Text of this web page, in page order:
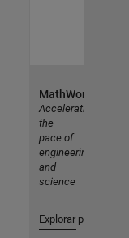
MathWorks
Accelerating
the
pace of
engineering
and
science
Explorar productos